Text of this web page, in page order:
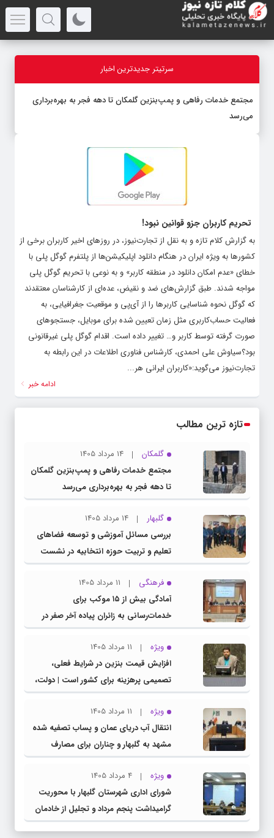
سرتیتر جدیدترین اخبار
مجتمع خدمات رفاهی و پمپ‌بنزین گلمکان تا دهه فجر به بهره‌برداری
می‌رسد
تحریم کاربران جزو قوانین نبود!
به گزارش کلام تازه و به نقل از تجارت‌نیوز، در روزهای اخیر کاربران برخی از
کشورها به ویژه ایران در هنگام دانلود اپلیکیشن‌ها از پلتفرم گوگل پلی با
خطای «عدم امکان دانلود در منطقه کاربر» و به نوعی با تحریم گوگل پلی
مواجه شدند. طبق گزارش‌های ضد و نقیض، عده‌ای از کارشناسان معتقدند
که گوگل نحوه شناسایی کاربرها را از آی‌پی و موقعیت جغرافیایی، به
فعالیت حساب‌کاربری مثل زمان تعیین شده‌ برای موبایل، جستجوهای
صورت گرفته‌ توسط کاربر و… تغییر داده‌ است. اقدام گوگل پلی غیرقانونی
بود؟سیاوش علی احمدی، کارشناس فناوری اطلاعات در این رابطه به
تجارت‌نیوز می‌گوید:«کاربران ایرانی هر...
ادامه خبر
تازه ترین مطالب
گلمکان
14 مرداد 1405
مجتمع خدمات رفاهی و پمپ‌بنزین گلمکان
تا دهه فجر به بهره‌برداری می‌رسد
گلبهار
14 مرداد 1405
بررسی مسائل آموزشی و توسعه فضاهای
تعلیم و تربیت حوزه انتخابیه در نشست
مشترک عضو کمیسیون آموزش مجلس با
مدیرکل آموزش و پرورش خراسان رضوی
فرهنگی
11 مرداد 1405
آمادگی بیش از ۱۵ موکب برای
خدمات‌رسانی به زائران پیاده آخر صفر در
شهرستان چناران
ویژه
11 مرداد 1405
افزایش قیمت بنزین در شرایط فعلی،
تصمیمی پرهزینه برای کشور است | دولت،
قاچاق سوخت و عوامل اصلی ناترازی را
محدود کند، نه سفره مردم
ویژه
11 مرداد 1405
انتقال آب دریای عمان و پساب تصفیه شده
مشهد به گلبهار و چناران برای مصارف
صنعتی و کشاورزی | لزوم تسریع در اجرای
پروژه‌های قطار و آزادراه مشهد- گلبهار-
چناران
ویژه
4 مرداد 1405
شورای اداری شهرستان گلبهار با محوریت
گرامیداشت پنجم مرداد و تجلیل از خادمان
عرصه نماز برگزار شد